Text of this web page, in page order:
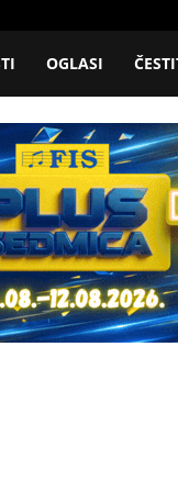
OGLASI